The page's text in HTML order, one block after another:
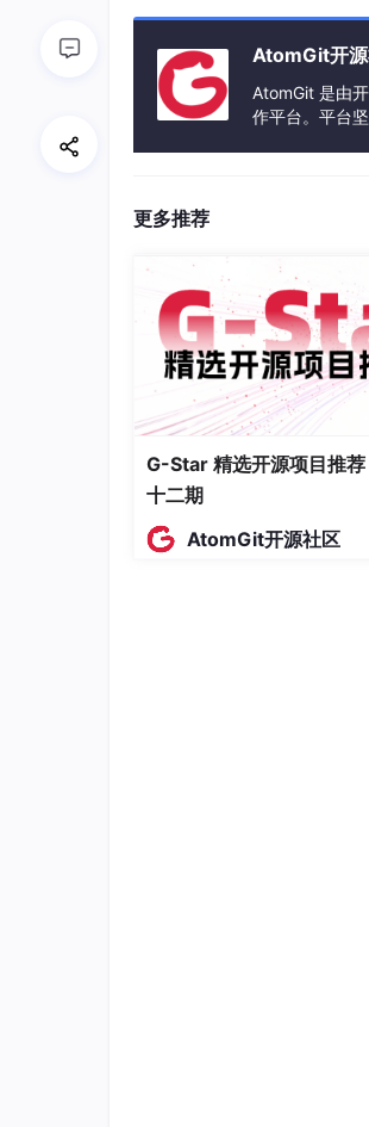
wsl --install -d
Step 3：初始化 Ubuntu
重启电脑
重启后，WSL 会自动
输入用户名（如：user）
输入密码（输入时不显
确认密码
Step 4：在 WSL2 中配置
在codearts输入Ubuntu的
wsl --status
AtomGit开
AtomGit 是由
作平台。平台
更多推荐
G-Star 精选开源项目推
十二期
AtomGit开源社区